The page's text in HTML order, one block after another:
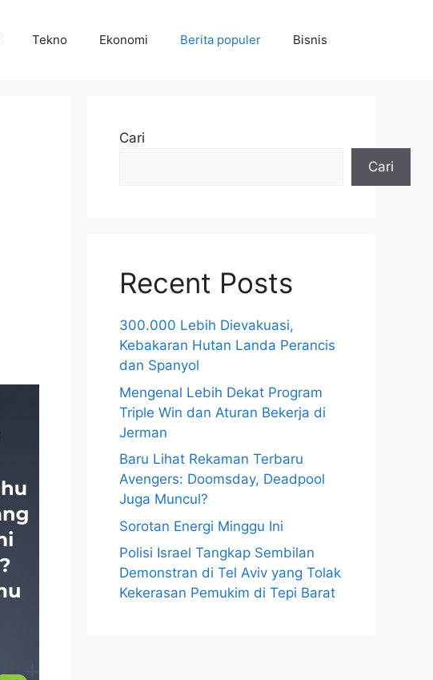
Tekno Ekonomi Berita populer Bisnis
Cari
Cari
Recent Posts
300.000 Lebih Dievakuasi,
Kebakaran Hutan Landa Perancis
dan Spanyol
Mengenal Lebih Dekat Program
Triple Win dan Aturan Bekerja di
Jerman
Baru Lihat Rekaman Terbaru
Avengers: Doomsday, Deadpool
Juga Muncul?
Sorotan Energi Minggu Ini
Polisi Israel Tangkap Sembilan
Demonstran di Tel Aviv yang Tolak
Kekerasan Pemukim di Tepi Barat